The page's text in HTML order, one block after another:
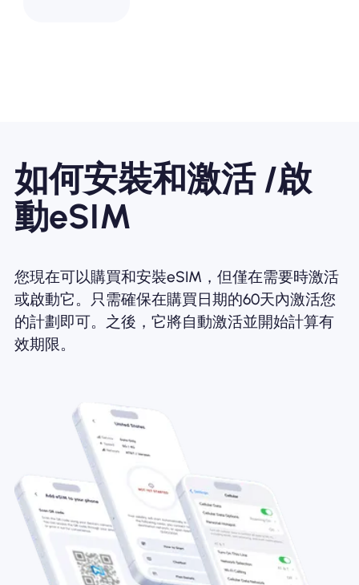
如何安裝和激活 /啟
動eSIM
您現在可以購買和安裝eSIM，但僅在需要時激活
或啟動它。只需確保在購買日期的60天內激活您
的計劃即可。之後，它將自動激活並開始計算有
效期限。